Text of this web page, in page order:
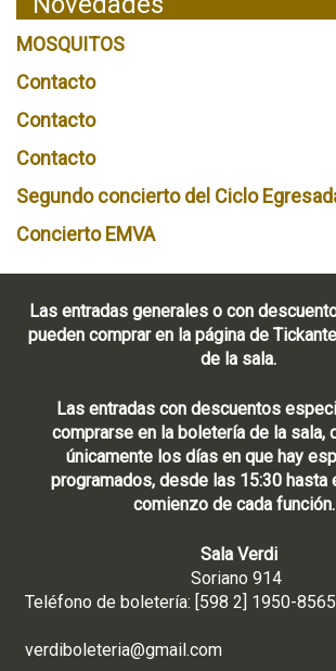
MOSQUITOS
Contacto
Contacto
Contacto
Segundo concierto del Ciclo
Concierto EMVA
Las entradas generales o con
pueden comprar en la página de
de la sala.
Las entradas con descuentos
comprarse en la boletería de la sala,
únicamente los días en que hay
programados, desde las 15:30 hasta
comienzo de cada función.
Sala Verdi
Soriano 914
Teléfono de boletería: [598 2]
verdiboleteria@gmail.com